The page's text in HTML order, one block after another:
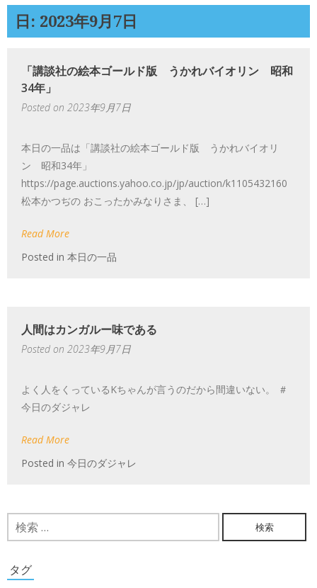
日: 2023年9月7日
「講談社の絵本ゴールド版 うかれバイオリン 昭和
34年」
Posted on 2023年9月7日
本日の一品は「講談社の絵本ゴールド版 うかれバイオリ
ン 昭和34年」
https://page.auctions.yahoo.co.jp/jp/auction/k1105432160
松本かつぢの おこったかみなりさま、 […]
Read More
Posted in 本日の一品
人間はカンガルー味である
Posted on 2023年9月7日
よく人をくっているKちゃんが言うのだから間違いない。 ＃
今日のダジャレ
Read More
Posted in 今日のダジャレ
検
索:
タグ